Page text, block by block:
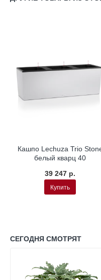
Кашпо Lechuza Trio
белый кварц 40
39 247 р.
Купить
СЕГОДНЯ СМОТРЯТ